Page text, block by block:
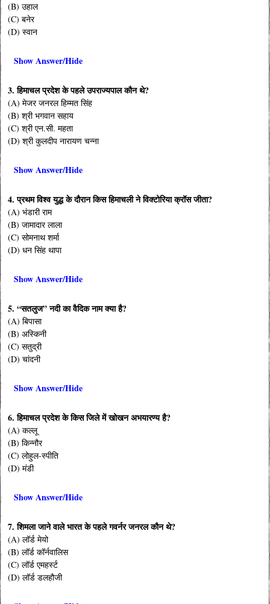
(B) उहाल
(C) बनेर
(D) स्वान
Show Answer/Hide
3. हिमाचल प्रदेश के पहले उपराज्यपाल कौन थे?
(A) मेजर जनरल हिम्मत सिंह
(B) श्री भगवान सहाय
(C) श्री एन.सी. महता
(D) श्री कुलदीप नारायण चन्ना
Show Answer/Hide
4. प्रथम विश्व युद्ध के दौरान किस हिमाचली ने विक्टोरिया क्रॉस जीता?
(A) भंडारी राम
(B) जामादार लाला
(C) सोमनाथ शर्मा
(D) धन सिंह थापा
Show Answer/Hide
5. “सतलुज” नदी का वैदिक नाम क्या है?
(A) बिपासा
(B) अस्किनी
(C) सतुद्री
(D) चांदनी
Show Answer/Hide
6. हिमाचल प्रदेश के किस जिले में खोखन अभयारण्य है?
(A) कल्लू
(B) किन्नौर
(C) लोहुल-स्पीति
(D) मंडी
Show Answer/Hide
7. शिमला जाने वाले भारत के पहले गवर्नर जनरल कौन थे?
(A) लॉर्ड मेयो
(B) लॉर्ड कॉर्नवालिस
(C) लॉर्ड एमहर्स्ट
(D) लॉर्ड डलहौजी